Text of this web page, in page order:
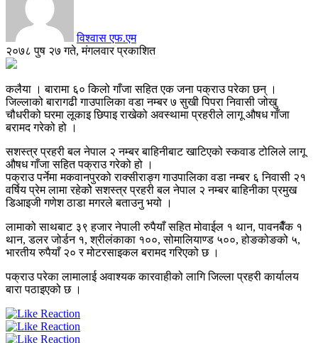
विश्वास एफ.एम
२०७८ पुष २७ गते, मंगलवार प्रकाशित
कलैया । बारामा ६० किलो गाँजा सहित एक जना पक्राउ परेका छन् ।
जिल्लाको बारागढी गाउपालिका वडा नम्बर ७ सुखी पिपरा निवासी जोखु
चौधरीको घरमा लूकाइ छिपाइ राखेको अवस्थामा प्रहरीले लागू औषध गाँजा
बरामद गरेको हो ।
सशस्त्र प्रहरी बल नेपाल २ नम्बर बाहिनीबाट खाटिएको स्कवाड टोलिले लागू
औषध गाँजा सहित पक्राउ गरेको हो ।
पक्राउ पर्नेमा मकवानपुरको राक्सीराङ्ग गाउपालिका वडा नम्बर ६ निवासी २१
वर्षिय प्रेम लामा रहेकोे सशस्त्र प्रहरी बल नेपाल २ नम्बर बाहिनीका प्रमुख
डिआइजी गणेश ठाडा मगरले बताउनु भयो ।
लामाको साथबाट ३९ हजार नेपाली रुपैयाँ सहित मोवाईल १ थान, पावनबैँक १
थान, डलर जोर्डन १, श्रीलंकाका १००, सोमालियाण्ड ५००, होङकोङको ५,
भारतीय रुपैयाँ २० र मोटरसाइकल बरामद गरिएको छ ।
पक्राउ परेका लामालाई अवाश्यक कारवाहीको लागि जिल्ला प्रहरी कार्यालय
बारा पठाइएको छ ।